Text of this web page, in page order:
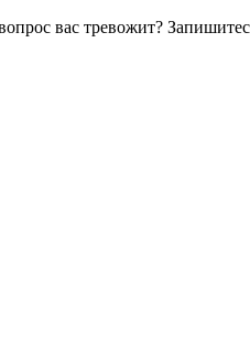
вас тревожит?